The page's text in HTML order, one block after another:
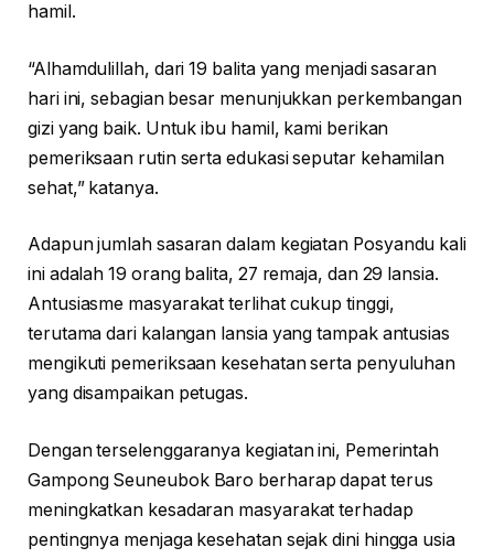
hamil.
“Alhamdulillah, dari 19 balita yang menjadi sasaran
hari ini, sebagian besar menunjukkan perkembangan
gizi yang baik. Untuk ibu hamil, kami berikan
pemeriksaan rutin serta edukasi seputar kehamilan
sehat,” katanya.
Adapun jumlah sasaran dalam kegiatan Posyandu kali
ini adalah 19 orang balita, 27 remaja, dan 29 lansia.
Antusiasme masyarakat terlihat cukup tinggi,
terutama dari kalangan lansia yang tampak antusias
mengikuti pemeriksaan kesehatan serta penyuluhan
yang disampaikan petugas.
Dengan terselenggaranya kegiatan ini, Pemerintah
Gampong Seuneubok Baro berharap dapat terus
meningkatkan kesadaran masyarakat terhadap
pentingnya menjaga kesehatan sejak dini hingga usia